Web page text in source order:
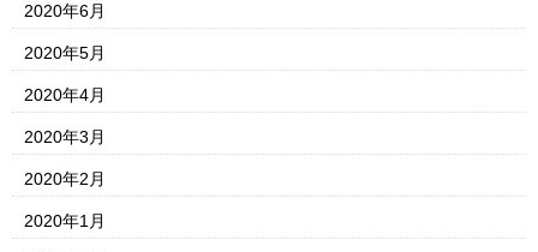
2020年6月
2020年5月
2020年4月
2020年3月
2020年2月
2020年1月